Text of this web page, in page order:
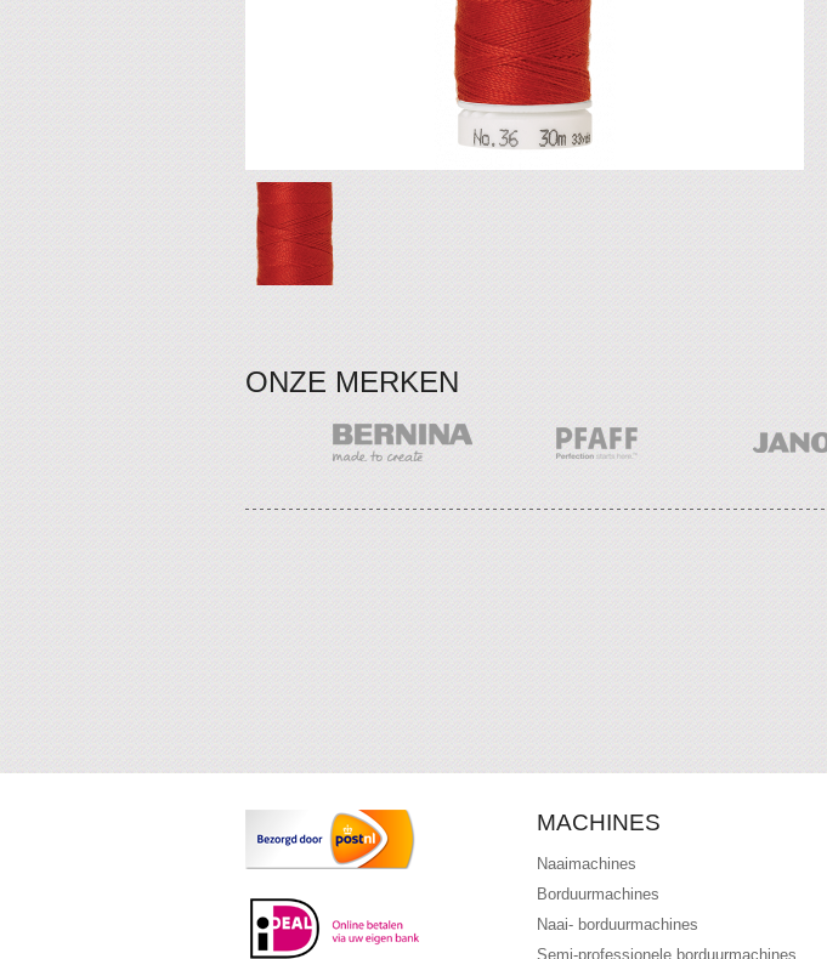
ONZE MERKEN
MACHINES
Naaimachines
Borduurmachines
Naai- borduurmachines
Semi-professionele borduurmachines